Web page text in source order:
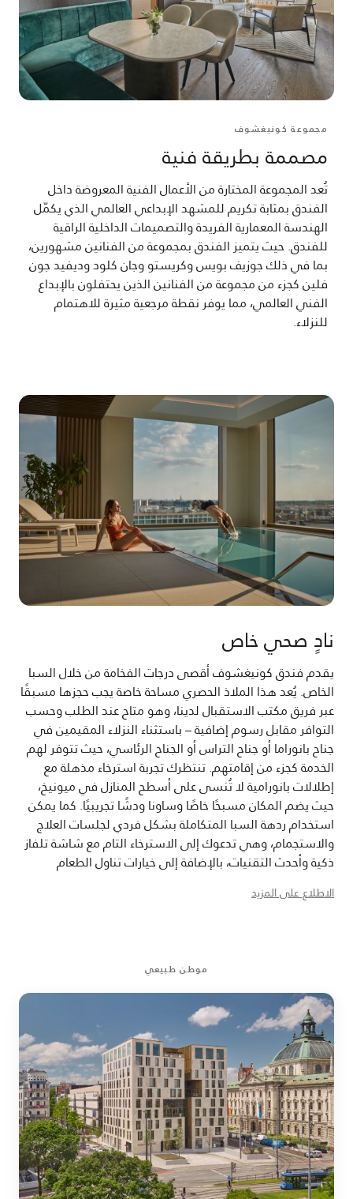
مجموعة كونيغشوف
مصممة بطريقة فنية
تُعد المجموعة المختارة من الأعمال الفنية المعروضة داخل
الفندق بمثابة تكريم للمشهد الإبداعي العالمي الذي يكمّل
الهندسة المعمارية الفريدة والتصميمات الداخلية الراقية
للفندق. حيث يتميز الفندق بمجموعة من الفنانين مشهورين،
بما في ذلك جوزيف بويس وكريستو وجان كلود وديفيد جون
فلين كجزء من مجموعة من الفنانين الذين يحتفلون بالإبداع
الفني العالمي، مما يوفر نقطة مرجعية مثيرة للاهتمام
للنزلاء.
نادٍ صحي خاص
يقدم فندق كونيغشوف أقصى درجات الفخامة من خلال السبا
الخاص. يُعد هذا الملاذ الحصري مساحة خاصة يجب حجزها مسبقًا
عبر فريق مكتب الاستقبال لدينا، وهو متاح عند الطلب وحسب
التوافر مقابل رسوم إضافية – باستثناء النزلاء المقيمين في
جناح بانوراما أو جناح التراس أو الجناح الرئاسي، حيث تتوفر لهم
الخدمة كجزء من إقامتهم. تنتظرك تجربة استرخاء مذهلة مع
إطلالات بانورامية لا تُنسى على أسطح المنازل في ميونيخ،
حيث يضم المكان مسبحًا خاصًا وساونا ودشًا تجريبيًا. كما يمكن
استخدام ردهة السبا المتكاملة بشكل فردي لجلسات العلاج
والاستجمام، وهي تدعوك إلى الاسترخاء التام مع شاشة تلفاز
ذكية وأحدث التقنيات، بالإضافة إلى خيارات تناول الطعام
الاطلاع على المزيد
موطن طبيعي